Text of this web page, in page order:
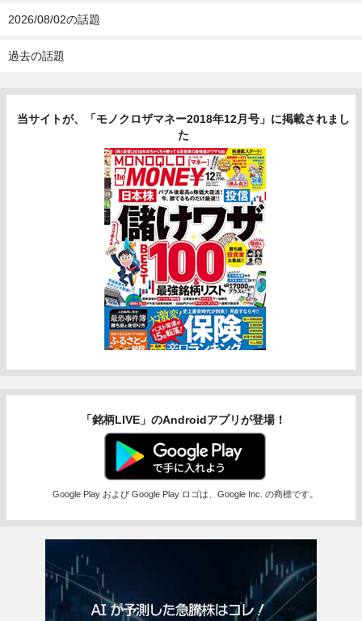
2026/08/02の話題
過去の話題
当サイトが、「モノクロザマネー2018年12月号」に掲載されまし
た
「銘柄LIVE」のAndroidアプリが登場！
Google Play および Google Play ロゴは、Google Inc. の商標です。